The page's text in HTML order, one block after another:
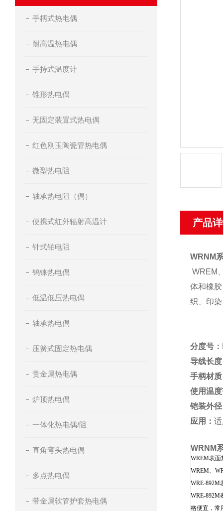
手柄式热电偶
耐高温热电偶
手持式温度计
锥形热电偶
无固定装置式热电偶
红色刚玉陶瓷管热电偶
微型热电阻
轴承热电阻（偶）
便携式红外辐射高温计
针式铂电阻
钨铼热电偶
低温低压热电偶
轴承热电偶
压簧式固定热电偶
贵金属热电偶
炉顶热电偶
一体化热电偶/阻
直角弯头热电偶
多点热电偶
带金属软管护套热电偶
产品
WRNM
WREM
体和橡
织、印
分度号：
导线长
手柄材
使用温
铠装外
应用：
WRNM
WREM表
WREM、
WRE-892M
WRE-
格便宜，常